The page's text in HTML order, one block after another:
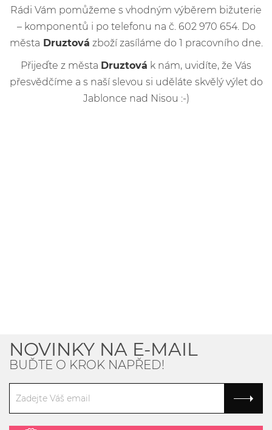
Rádi Vám pomůžeme s vhodným výběrem bižuterie
– komponentů i po telefonu na č. 602 970 654. Do
města Druztová zboží zasíláme do 1 pracovního dne.
Přijeďte z města Druztová k nám, uvidíte, že Vás
přesvědčíme a s naší slevou si uděláte skvělý výlet do
Jablonce nad Nisou :-)
NOVINKY NA E-MAIL
BUĎTE O KROK NAPŘED!